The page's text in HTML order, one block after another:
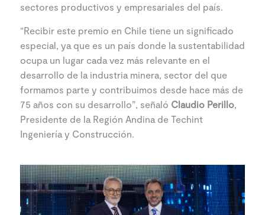
sectores productivos y empresariales del país.
“Recibir este premio en Chile tiene un significado
especial, ya que es un país donde la sustentabilidad
ocupa un lugar cada vez más relevante en el
desarrollo de la industria minera, sector del que
formamos parte y contribuimos desde hace más de
75 años con su desarrollo”, señaló Claudio Perillo,
Presidente de la Región Andina de Techint
Ingeniería y Construcción.